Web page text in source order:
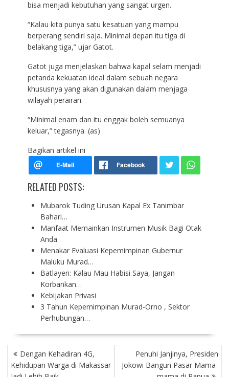
bisa menjadi kebutuhan yang sangat urgen.
“Kalau kita punya satu kesatuan yang mampu
berperang sendiri saja. Minimal depan itu tiga di
belakang tiga,” ujar Gatot.
Gatot juga menjelaskan bahwa kapal selam menjadi
petanda kekuatan ideal dalam sebuah negara
khususnya yang akan digunakan dalam menjaga
wilayah perairan.
“Minimal enam dan itu enggak boleh semuanya
keluar,” tegasnya. (as)
Bagikan artikel ini
RELATED POSTS:
Mubarok Tuding Urusan Kapal Ex Tanimbar
Bahari…
Manfaat Memainkan Instrumen Musik Bagi Otak
Anda
Menakar Evaluasi Kepemimpinan Gubernur
Maluku Murad…
Batlayeri: Kalau Mau Habisi Saya, Jangan
Korbankan…
Kebijakan Privasi
3 Tahun Kepemimpinan Murad-Orno , Sektor
Perhubungan…
P
O
S
Dengan Kehadiran 4G,
Kehidupan Warga di Makassar
Penuhi Janjinya, Presiden
Jokowi Bangun Pasar Mama-